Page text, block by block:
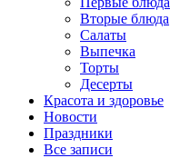
Вторые блюда
Салаты
Выпечка
Торты
Десерты
Красота и здоровье
Новости
Праздники
Все записи